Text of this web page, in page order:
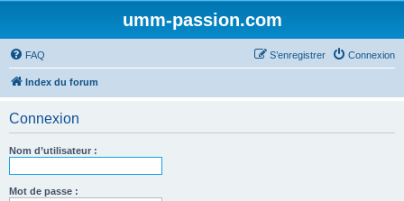
umm-passion.com
FAQ Connexion
S’enregistrer
Index du forum
Connexion
Nom d’utilisateur :
Mot de passe :